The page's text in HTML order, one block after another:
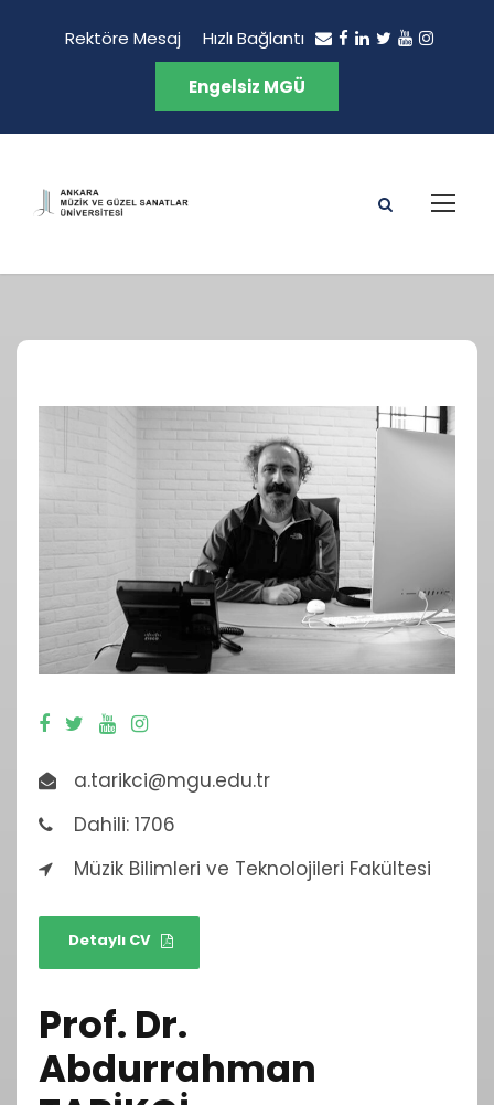
Rektöre Mesaj Hızlı Bağlantı
Engelsiz MGÜ
a.tarikci@mgu.edu.tr
Dahili: 1706
Müzik Bilimleri ve Teknolojileri Fakültesi
Detaylı CV
Prof. Dr.
Abdurrahman